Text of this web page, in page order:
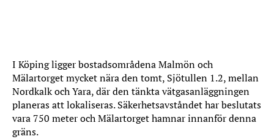
I Köping ligger bostadsområdena Malmön och
Mälartorget mycket nära den tomt, Sjötullen 1.2, mellan
Nordkalk och Yara, där den tänkta vätgasanläggningen
planeras att lokaliseras. Säkerhetsavståndet har beslutats
vara 750 meter och Mälartorget hamnar innanför denna
gräns.